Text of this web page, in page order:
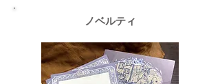
​ノベルティ